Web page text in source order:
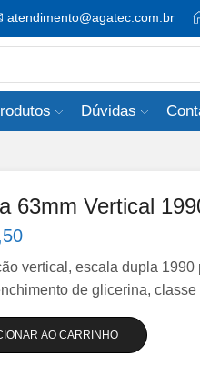
atendimento@agatec.com.br
input
Dúvidas
63mm Vertical
O
atual
é:
R$ 126,50.
vertical, escala dupla
de glicerina,
AO CARRINHO